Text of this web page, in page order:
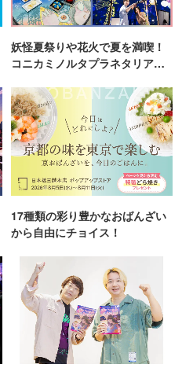
妖怪夏祭りや花火で夏を満喫！
コニカミノルタプラネタリア
17種類の彩り豊かなおばんざい
から自由にチョイス！